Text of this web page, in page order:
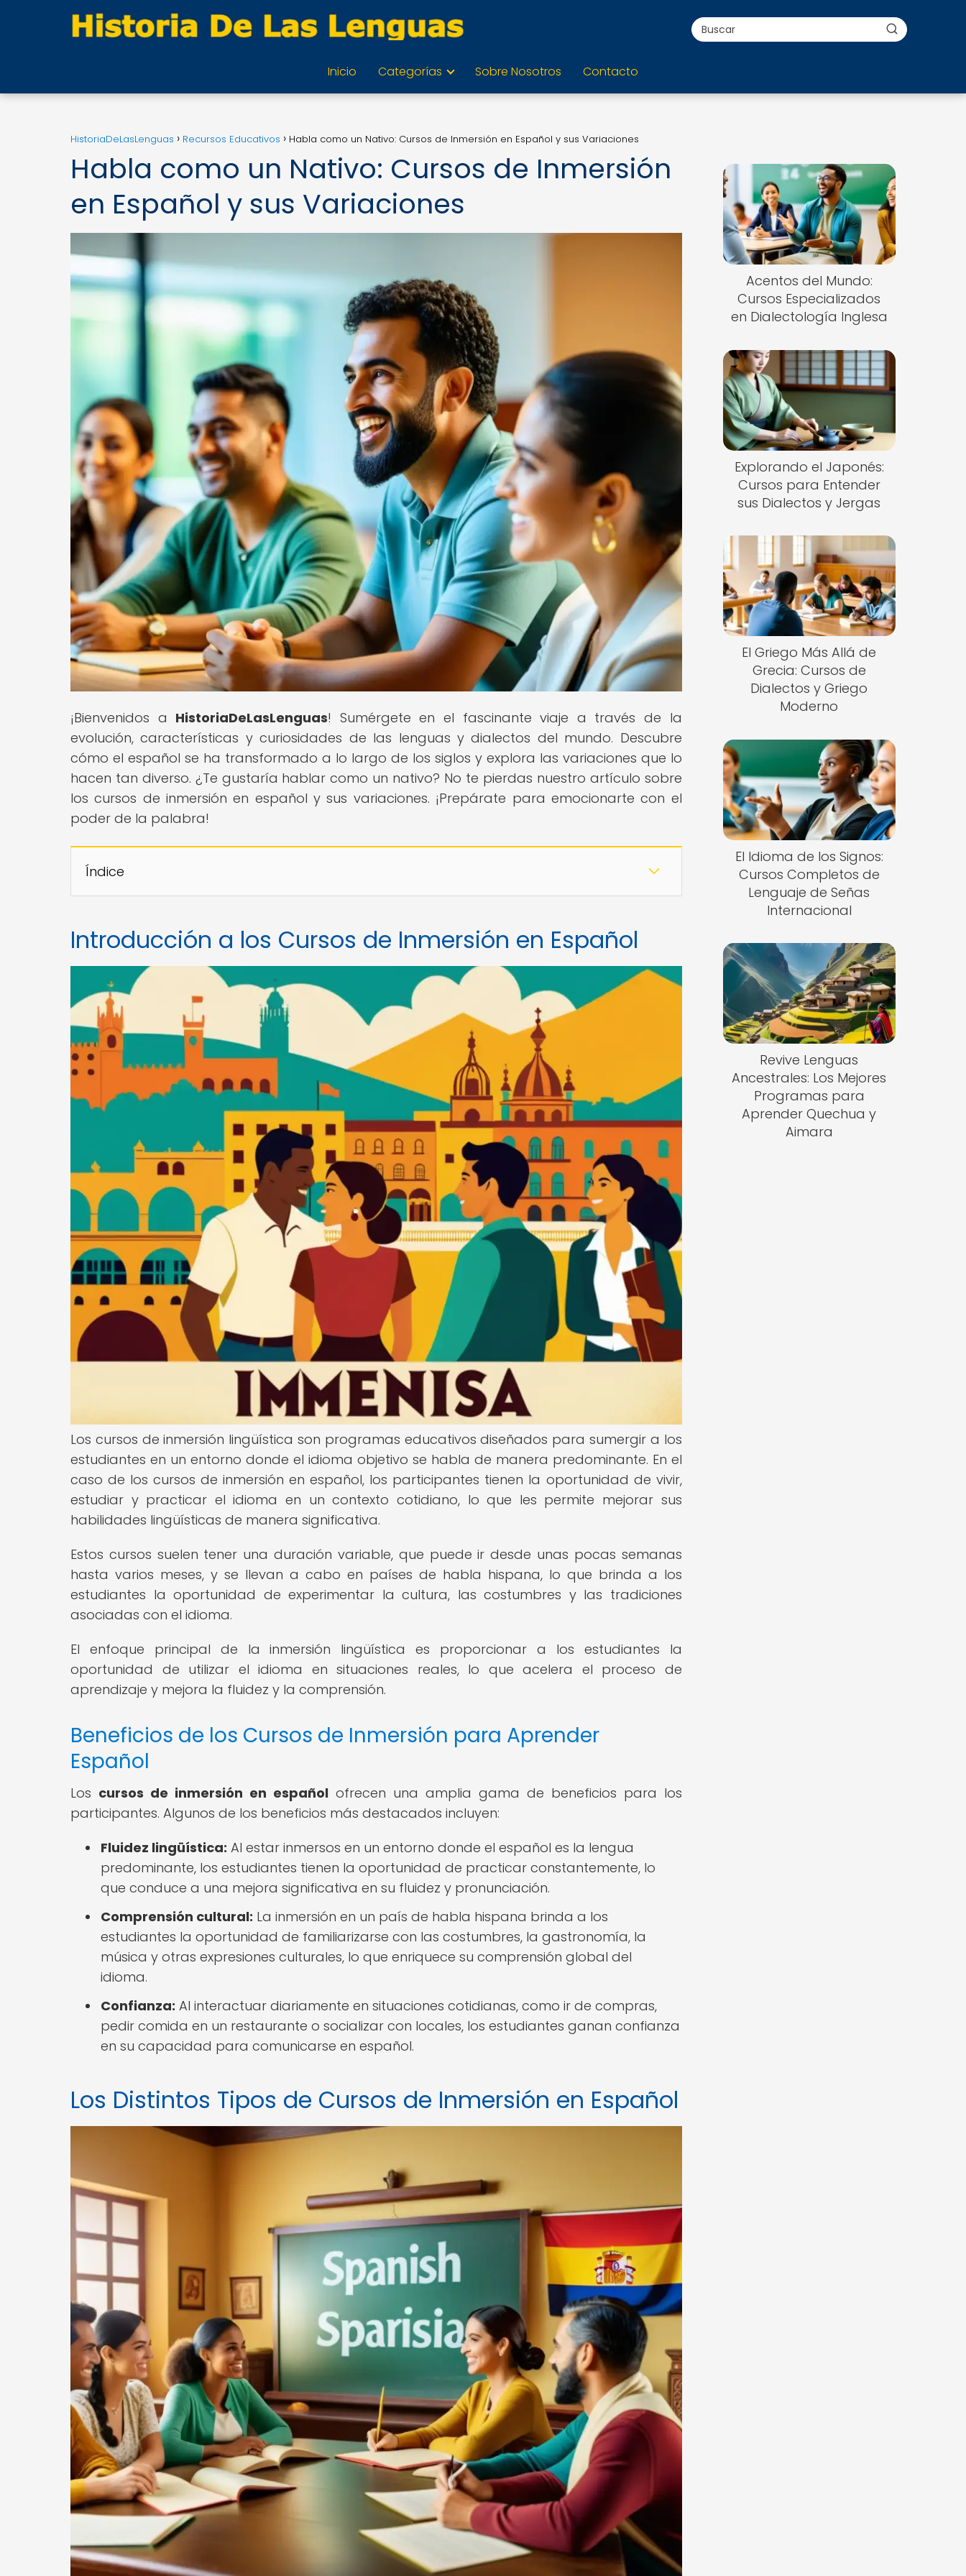
Inicio Categorías Sobre Nosotros Contacto
HistoriaDeLasLenguas Recursos Educativos Habla como un Nativo: Cursos de Inmersión en Español y sus Variaciones
Habla como un Nativo: Cursos de Inmersión
en Español y sus Variaciones
¡Bienvenidos a HistoriaDeLasLenguas! Sumérgete en el fascinante viaje a través de la
evolución, características y curiosidades de las lenguas y dialectos del mundo. Descubre
cómo el español se ha transformado a lo largo de los siglos y explora las variaciones que lo
hacen tan diverso. ¿Te gustaría hablar como un nativo? No te pierdas nuestro artículo sobre
los cursos de inmersión en español y sus variaciones. ¡Prepárate para emocionarte con el
poder de la palabra!
Índice
Introducción a los Cursos de Inmersión en Español
Los cursos de inmersión lingüística son programas educativos diseñados para sumergir a los
estudiantes en un entorno donde el idioma objetivo se habla de manera predominante. En el
caso de los cursos de inmersión en español, los participantes tienen la oportunidad de vivir,
estudiar y practicar el idioma en un contexto cotidiano, lo que les permite mejorar sus
habilidades lingüísticas de manera significativa.
Estos cursos suelen tener una duración variable, que puede ir desde unas pocas semanas
hasta varios meses, y se llevan a cabo en países de habla hispana, lo que brinda a los
estudiantes la oportunidad de experimentar la cultura, las costumbres y las tradiciones
asociadas con el idioma.
El enfoque principal de la inmersión lingüística es proporcionar a los estudiantes la
oportunidad de utilizar el idioma en situaciones reales, lo que acelera el proceso de
aprendizaje y mejora la fluidez y la comprensión.
Beneficios de los Cursos de Inmersión para Aprender
Español
Los cursos de inmersión en españolofrecen una amplia gama de beneficios para los
participantes. Algunos de los beneficios más destacados incluyen:
Fluidez lingüística: Al estar inmersos en un entorno donde el español es la lengua
predominante, los estudiantes tienen la oportunidad de practicar constantemente, lo
que conduce a una mejora significativa en su fluidez y pronunciación.
Comprensión cultural: La inmersión en un país de habla hispana brinda a los
estudiantes la oportunidad de familiarizarse con las costumbres, la gastronomía, la
música y otras expresiones culturales, lo que enriquece su comprensión global del
idioma.
Confianza: Al interactuar diariamente en situaciones cotidianas, como ir de compras,
pedir comida en un restaurante o socializar con locales, los estudiantes ganan confianza
en su capacidad para comunicarse en español.
Los Distintos Tipos de Cursos de Inmersión en Español
Acentos del Mundo:
Cursos Especializados
en Dialectología Inglesa
Explorando el Japonés:
Cursos para Entender
sus Dialectos y Jergas
El Griego Más Allá de
Grecia: Cursos de
Dialectos y Griego
Moderno
El Idioma de los Signos:
Cursos Completos de
Lenguaje de Señas
Internacional
Revive Lenguas
Ancestrales: Los Mejores
Programas para
Aprender Quechua y
Aimara